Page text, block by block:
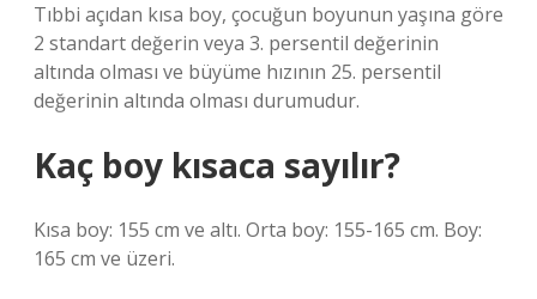
Tıbbi açıdan kısa boy, çocuğun boyunun yaşına göre
2 standart değerin veya 3. persentil değerinin
altında olması ve büyüme hızının 25. persentil
değerinin altında olması durumudur.
Kaç boy kısaca sayılır?
Kısa boy: 155 cm ve altı. Orta boy: 155-165 cm. Boy:
165 cm ve üzeri.